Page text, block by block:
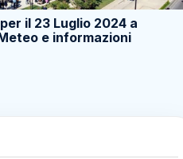
il 23 Luglio 2024 a
e informazioni